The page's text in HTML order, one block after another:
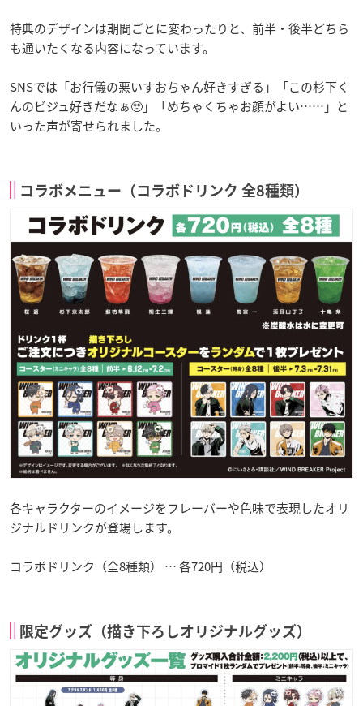
特典のデザインは期間ごとに変わったりと、前半・後半どちら
も通いたくなる内容になっています。
SNSでは「お行儀の悪いすおちゃん好きすぎる」「この杉下く
んのビジュ好きだなぁ🥹」「めちゃくちゃお顔がよい……」と
いった声が寄せられました。
コラボメニュー（コラボドリンク 全8種類）
各キャラクターのイメージをフレーバーや色味で表現したオリ
ジナルドリンクが登場します。
コラボドリンク（全8種類） … 各720円（税込）
限定グッズ（描き下ろしオリジナルグッズ）